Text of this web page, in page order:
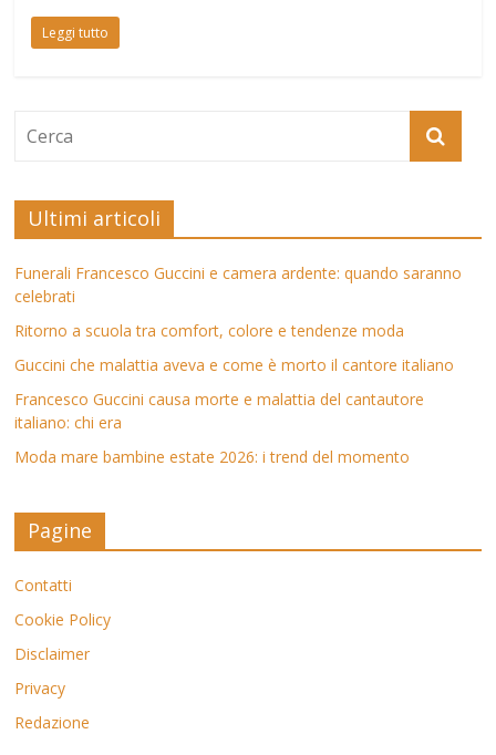
Leggi tutto
Ultimi articoli
Funerali Francesco Guccini e camera ardente: quando saranno
celebrati
Ritorno a scuola tra comfort, colore e tendenze moda
Guccini che malattia aveva e come è morto il cantore italiano
Francesco Guccini causa morte e malattia del cantautore
italiano: chi era
Moda mare bambine estate 2026: i trend del momento
Pagine
Contatti
Cookie Policy
Disclaimer
Privacy
Redazione